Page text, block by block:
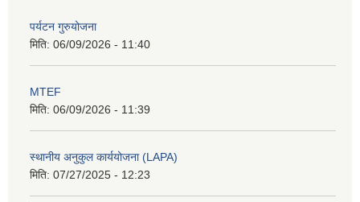
पर्यटन गुरुयोजना
मिति: 06/09/2026 - 11:40
MTEF
मिति: 06/09/2026 - 11:39
स्थानीय अनुकुल कार्ययोजना (LAPA)
मिति: 07/27/2025 - 12:23